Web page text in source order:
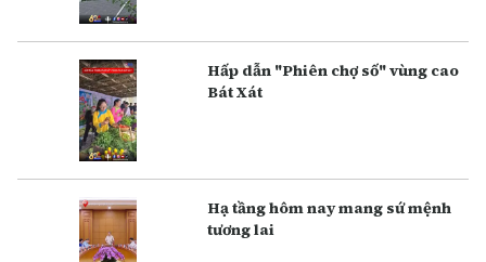
Hấp dẫn "Phiên chợ số" vùng cao
Bát Xát
Hạ tầng hôm nay mang sứ mệnh
tương lai